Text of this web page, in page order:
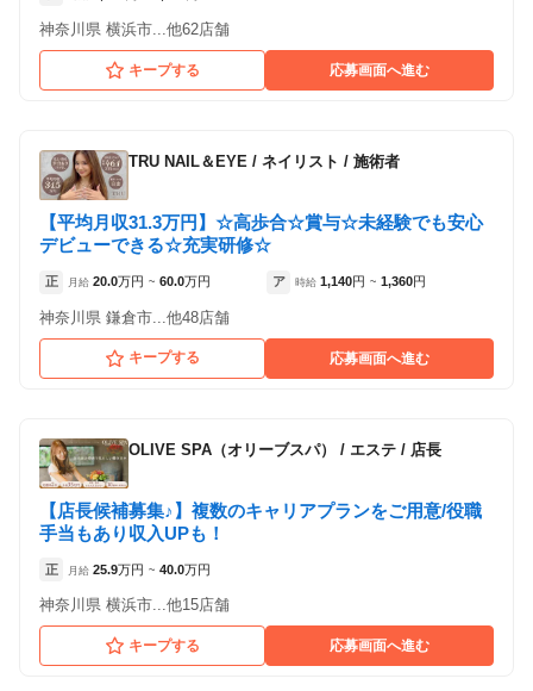
神奈川県 横浜市...他62店舗
キープする 応募画面へ進む
TRU NAIL＆EYE / ネイリスト / 施術者
【平均月収31.3万円】☆高歩合☆賞与☆未経験でも安心
デビューできる☆充実研修☆
正 月給 20.0万円 ~ 60.0万円 ア 時給 1,140円 ~ 1,360円
神奈川県 鎌倉市...他48店舗
キープする 応募画面へ進む
OLIVE SPA（オリーブスパ） / エステ / 店長
【店長候補募集♪】複数のキャリアプランをご用意/役職
手当もあり収入UPも！
正 月給 25.9万円 ~ 40.0万円
神奈川県 横浜市...他15店舗
キープする 応募画面へ進む